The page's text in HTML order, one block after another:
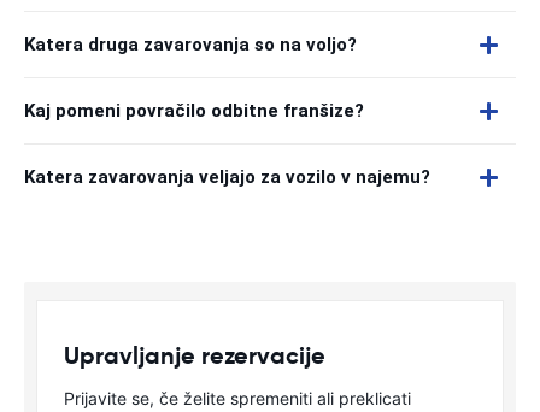
Katera druga zavarovanja so na voljo?
Kaj pomeni povračilo odbitne franšize?
Katera zavarovanja veljajo za vozilo v najemu?
Upravljanje rezervacije
Prijavite se, če želite spremeniti ali preklicati